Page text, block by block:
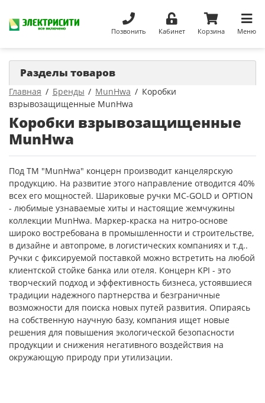
Позвонить Кабинет Корзина Меню
Главная Бренды MunHwa
Коробки
взрывозащищенные MunHwa
Коробки взрывозащищенные
MunHwa
Под ТМ "MunHwa" концерн производит канцелярскую
продукцию. На развитие этого направление отводится 40%
всех его мощностей. Шариковые ручки MC-GOLD и OPTION
- любимые узнаваемые хиты и настоящие жемчужины
коллекции MunHwa. Маркер-краска на нитро-основе
широко востребована в промышленности и строительстве,
в дизайне и автопроме, в логистических компаниях и т.д..
Ручки с фиксируемой поставкой можно встретить на любой
клиентской стойке банка или отеля. Концерн KPI - это
творческий подход и эффективность бизнеса, устоявшиеся
традиции надежного партнерства и безграничные
возможности для поиска новых путей развития. Опираясь
на собственную научную базу, компания ищет новые
решения для повышения экологической безопасности
продукции и снижения негативного воздействия на
окружающую природу при утилизации.
Разделы товаров